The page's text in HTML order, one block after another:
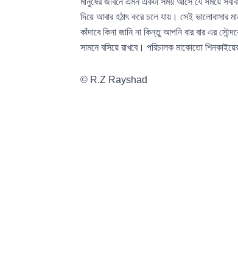
দিয়ে আবার হঠাৎ করে চলে যায়। সেই
কাঁদাবে কিনা জানি না কিন্তু আপনি বার বার এর
সামনে বসিয়ে রাখবে। পরিচালক মাকোতো
© R.Z Rayshad